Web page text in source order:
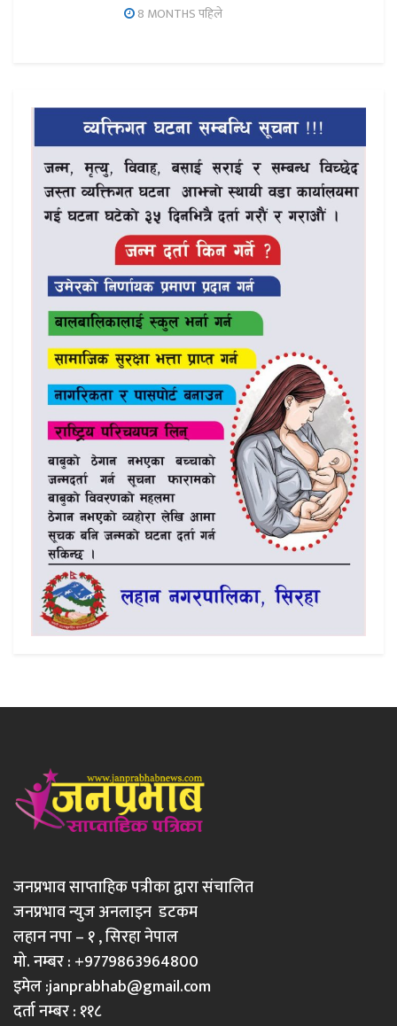
8 MONTHS पहिले
जनप्रभाव साप्ताहिक पत्रीका द्वारा संचालित
जनप्रभाव न्युज अनलाइन डटकम
लहान नपा – १ , सिरहा नेपाल
मो. नम्बर : +9779863964800
इमेल :janprabhab@gmail.com
दर्ता नम्बर : ११८